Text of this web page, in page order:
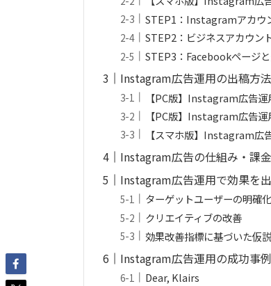
STEP1：Instagramアカウ
STEP2：ビジネスアカウン
STEP3：Facebookページ
Instagram広告運用の出稿方法
【PC版】Instagram広告運
【PC版】Instagram広告運
【スマホ版】Instagram広
Instagram広告の仕組み・課
Instagram広告運用で効果を
ターゲットユーザーの明確
クリエイティブの改善
効果改善指標に基づいた仮
Instagram広告運用の成功事
Dear, Klairs